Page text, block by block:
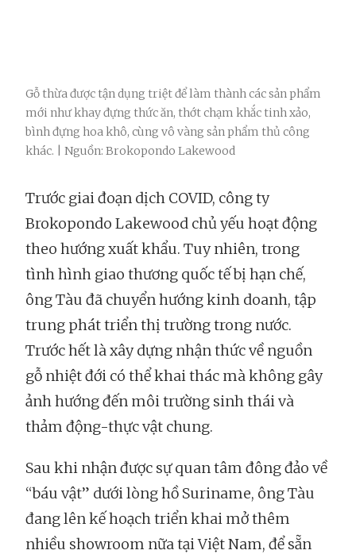
Gỗ thừa được tận dụng triệt để làm thành các sản phẩm
mới như khay đựng thức ăn, thớt chạm khắc tinh xảo,
bình đựng hoa khô, cùng vô vàng sản phẩm thủ công
khác. | Nguồn: Brokopondo Lakewood
Trước giai đoạn dịch COVID, công ty
Brokopondo Lakewood chủ yếu hoạt động
theo hướng xuất khẩu. Tuy nhiên, trong
tình hình giao thương quốc tế bị hạn chế,
ông Tàu đã chuyển hướng kinh doanh, tập
trung phát triển thị trường trong nước.
Trước hết là xây dựng nhận thức về nguồn
gỗ nhiệt đới có thể khai thác mà không gây
ảnh hướng đến môi trường sinh thái và
thảm động-thực vật chung.
Sau khi nhận được sự quan tâm đông đảo về
“báu vật” dưới lòng hồ Suriname, ông Tàu
đang lên kế hoạch triển khai mở thêm
nhiều showroom nữa tại Việt Nam, để sẵn